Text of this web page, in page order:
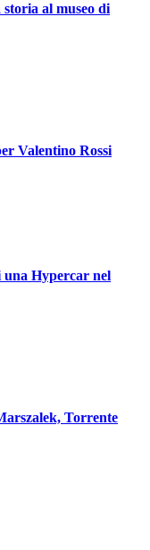
al museo di
Valentino Rossi
una Hypercar nel
Torrente